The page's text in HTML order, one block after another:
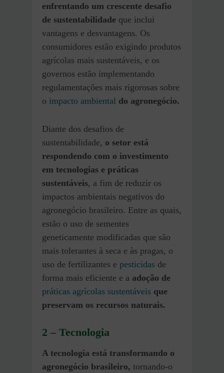
enfrentando um crescente desafio
de sustentabilidade que inclui
vantagens e desvantagens. Os
consumidores estão exigindo produtos
agrícolas mais sustentáveis, e os
governos estão implementando
regulamentações mais rigorosas sobre
o impacto ambiental do agronegócio.
Diante dos desafios de
sustentabilidade, o setor está
respondendo com o investimento
em tecnologias e práticas
sustentáveis, a fim de reduzir os
impactos ambientais negativos do
agronegócio brasileiro. Entre as quais,
estão o uso de sementes
geneticamente modificadas que são
mais tolerantes à seca e às pragas, o
uso de fertilizantes e pesticidas de
forma mais eficiente e a adoção de
práticas agrícolas sustentáveis que
preservam os recursos naturais.
2 – Tecnologia
A tecnologia está transformando o
agronegócio brasileiro, tornando-o